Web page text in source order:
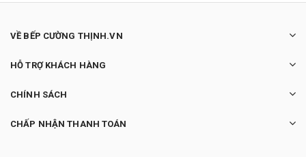
VỀ BẾP CƯỜNG THỊNH.VN
HỖ TRỢ KHÁCH HÀNG
CHÍNH SÁCH
CHẤP NHẬN THANH TOÁN